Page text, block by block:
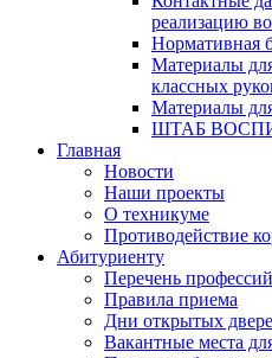
реализацию
Нормативная
Материалы
классных
Материалы
ШТАБ
Главная
Новости
Наши проекты
О техникуме
Противодействие
Абитуриенту
Перечень
Правила приема
Дни открытых
Вакантные места